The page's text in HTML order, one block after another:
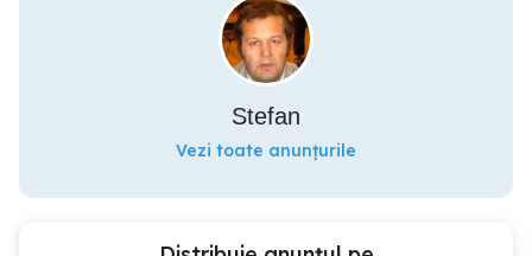
Stefan
Vezi toate anunțurile